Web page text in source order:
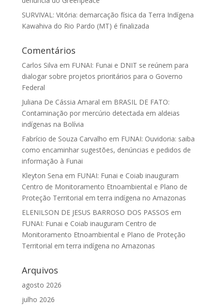
SURVIVAL: Vitória: demarcação física da Terra Indígena
Kawahiva do Rio Pardo (MT) é finalizada
Comentários
Carlos Silva em FUNAI: Funai e DNIT se reúnem para
dialogar sobre projetos prioritários para o Governo
Federal
Juliana De Cássia Amaral em BRASIL DE FATO:
Contaminação por mercúrio detectada em aldeias
indígenas na Bolívia
Fabrício de Souza Carvalho em FUNAI: Ouvidoria: saiba
como encaminhar sugestões, denúncias e pedidos de
informação à Funai
Kleyton Sena em FUNAI: Funai e Coiab inauguram
Centro de Monitoramento Etnoambiental e Plano de
Proteção Territorial em terra indígena no Amazonas
ELENILSON DE JESUS BARROSO DOS PASSOS em
FUNAI: Funai e Coiab inauguram Centro de
Monitoramento Etnoambiental e Plano de Proteção
Territorial em terra indígena no Amazonas
Arquivos
agosto 2026
julho 2026